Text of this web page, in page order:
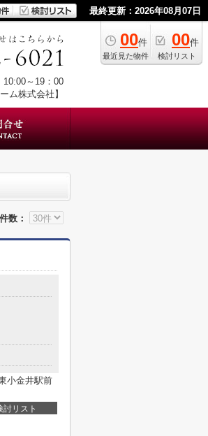
最終更新：2026年08月07日
00件
最近見た物件
00件
検討リスト
10:00～19：00
ム株式会社】
数：
小金井駅前
討リスト